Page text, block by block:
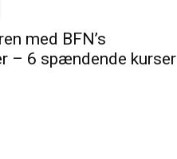
med BFN’s
– 6 spændende kurser